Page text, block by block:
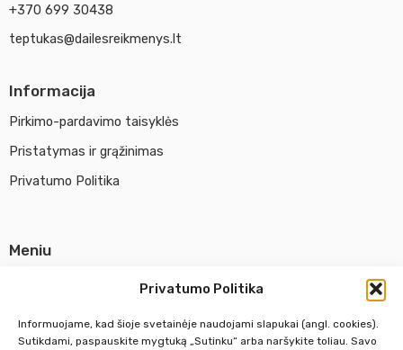
Privatumo Politika
Informuojame, kad šioje svetainėje naudojami slapukai (angl. cookies).
Sutikdami, paspauskite mygtuką „Sutinku“ arba naršykite toliau. Savo
+370 699 30438
teptukas@dailesreikmenys.lt
Informacija
Pirkimo-pardavimo taisyklės
Pristatymas ir grąžinimas
Privatumo Politika
Meniu
Susisiekti su mumis